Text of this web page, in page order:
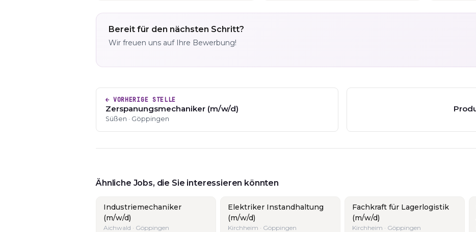
Bereit für den nächsten Schritt?
Wir freuen uns auf Ihre Bewerbung!
← VORHERIGE STELLE
Zerspanungsmechaniker (m/w/d)
Süßen · Göppingen
Ähnliche Jobs, die Sie interessieren könnten
Industriemechaniker
(m/w/d)
Aichwald · Göppingen
Elektriker Instandhaltung
(m/w/d)
Kirchheim · Göppingen
Fachkraft für Lagerlogistik
(m/w/d)
Kirchheim · Göppingen